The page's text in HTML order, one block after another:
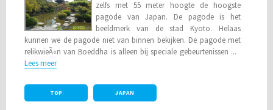
zelfs met 55 meter hoogte de hoogste
pagode van Japan. De pagode is het
beeldmerk van de stad Kyoto. Helaas
kunnen we de pagode niet van binnen bekijken. De pagode met
relikwieÃ«n van Boeddha is alleen bij speciale gebeurtenissen ...
Lees meer
TOP JAPAN